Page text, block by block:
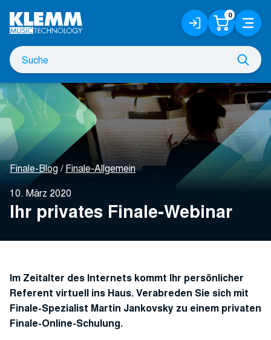
Hauptinhalt
Suche
nach
Anmelden
/
Registrieren
0 Menü
Finale-Blog Finale-Allgemein
10. März 2020
Ihr privates Finale-Webinar
Im Zeitalter des Internets kommt Ihr persönlicher
Referent virtuell ins Haus. Verabreden Sie sich mit
Finale-Spezialist Martin Jankovsky zu einem privaten
Finale-Online-Schulung.